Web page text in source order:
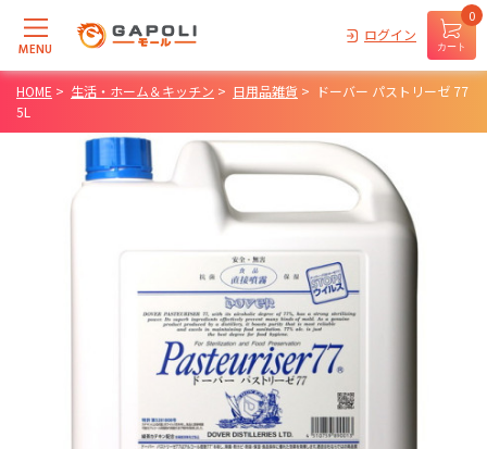
MENU
ログイン
カート
0
HOME > 生活・ホーム＆キッチン > 日用品雑貨 > ドーバー パストリーゼ 77
5L